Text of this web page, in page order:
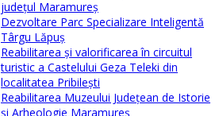
județul Maramureș
Dezvoltare Parc Specializare Inteligentă
Târgu Lăpuș
Reabilitarea și valorificarea în circuitul
turistic a Castelului Geza Teleki din
localitatea Pribilești
Reabilitarea Muzeului Județean de Istorie
și Arheologie Maramureș